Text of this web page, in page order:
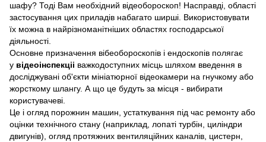
шафу? Тоді Вам необхідний відеобороскоп! Насправді, області
застосування цих приладів набагато ширші. Використовувати
їх можна в найрізноманітніших областях господарської
діяльності.
Основне призначення вібеобороскопів і ендоскопів полягає
у відеоінспекціі важкодоступних місць шляхом введення в
досліджувані об'єкти мініатюрної відеокамери на гнучкому або
жорсткому шлангу. А що це будуть за місця - вибирати
користувачеві.
Це і огляд порожнин машин, устаткування під час ремонту або
оцінки технічного стану (наприклад, лопаті турбін, циліндри
двигунів), огляд протяжних вентиляційних каналів, цистерн,